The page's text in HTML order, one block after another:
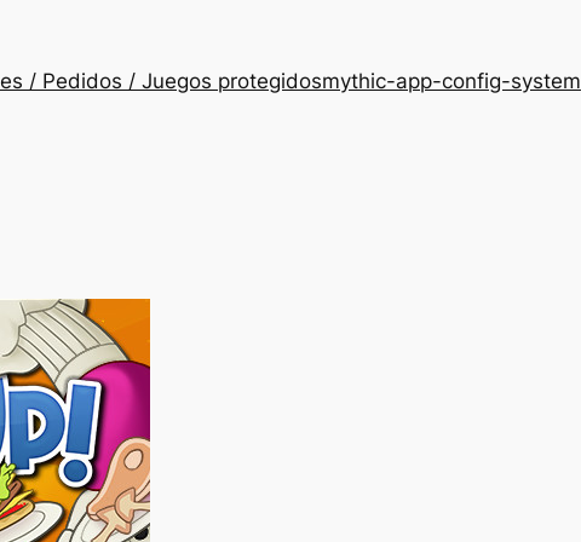
/ Pedidos / Juegos protegidosmythic-app-config-system